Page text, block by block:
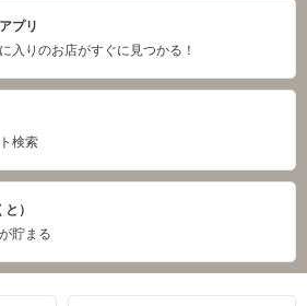
プリ
入りのお店がすぐに見つかる！
検索
）
貯まる